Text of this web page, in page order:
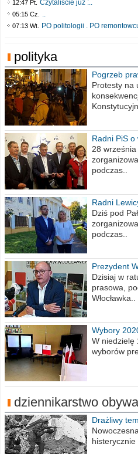
12:47 Pt. Czytaliście już :..
05:15 Cz. ..
07:13 Wt. PO politologii . PO
polityka
Pogrzeb
poselskim
Protesty na
Radni PiS
na 2021 rok
28
podczas..
Radni
Wiesława
Dziś pod
podczas..
Prezydent
obrażajmy
Dzisiaj w
prasowa,
Włocławka..
Wybory
procent
W niedzielę
wyborów
dziennikarstwo
Drażliwy
histerycznie